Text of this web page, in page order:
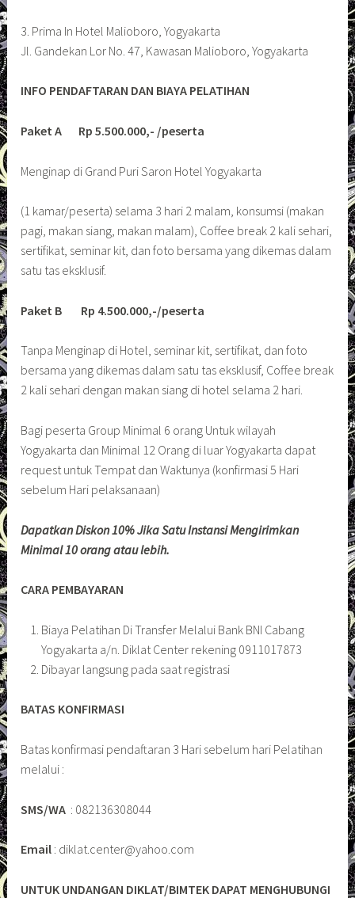
3. Prima In Hotel Malioboro, Yogyakarta
Jl. Gandekan Lor No. 47, Kawasan Malioboro, Yogyakarta
INFO PENDAFTARAN DAN BIAYA PELATIHAN
Paket A Rp 5.500.000,- /peserta
Menginap di Grand Puri Saron Hotel Yogyakarta
(1 kamar/peserta) selama 3 hari 2 malam, konsumsi (makan
pagi, makan siang, makan malam), Coffee break 2 kali sehari,
sertifikat, seminar kit, dan foto bersama yang dikemas dalam
satu tas eksklusif.
Paket B Rp 4.500.000,-/peserta
Tanpa Menginap di Hotel, seminar kit, sertifikat, dan foto
bersama yang dikemas dalam satu tas eksklusif, Coffee break
2 kali sehari dengan makan siang di hotel selama 2 hari.
Bagi peserta Group Minimal 6 orang Untuk wilayah
Yogyakarta dan Minimal 12 Orang di luar Yogyakarta dapat
request untuk Tempat dan Waktunya (konfirmasi 5 Hari
sebelum Hari pelaksanaan)
Dapatkan Diskon 10% Jika Satu Instansi Mengirimkan
Minimal 10 orang atau lebih.
CARA PEMBAYARAN
Biaya Pelatihan Di Transfer Melalui Bank BNI Cabang
Yogyakarta a/n. Diklat Center rekening 0911017873
Dibayar langsung pada saat registrasi
BATAS KONFIRMASI
Batas konfirmasi pendaftaran 3 Hari sebelum hari Pelatihan
melalui :
SMS/WA : 082136308044
Email : diklat.center@yahoo.com
UNTUK UNDANGAN DIKLAT/BIMTEK DAPAT MENGHUBUNGI